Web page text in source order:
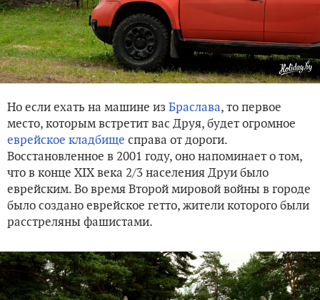
Но если ехать на машине из Браслава, то первое
место, которым встретит вас Друя, будет огромное
еврейское кладбище справа от дороги.
Восстановленное в 2001 году, оно напоминает о том,
что в конце XIX века 2/3 населения Друи было
еврейским. Во время Второй мировой войны в городе
было создано еврейское гетто, жители которого были
расстреляны фашистами.